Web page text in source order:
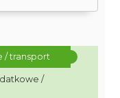
/ transport
/